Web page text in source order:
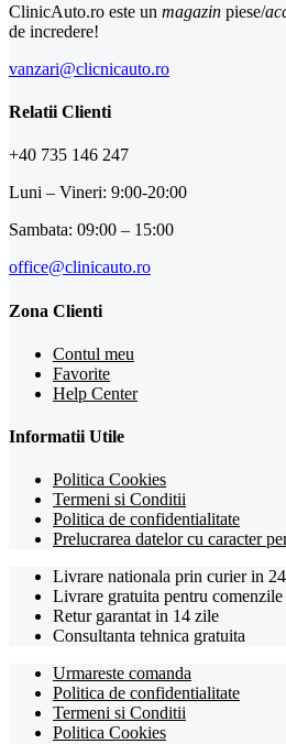
ClinicAuto.ro este un magazin piese/
de incredere!
vanzari@clicnicauto.ro
Relatii Clienti
+40 735 146 247
Luni – Vineri: 9:00-20:00
Sambata: 09:00 – 15:00
office@clinicauto.ro
Zona Clienti
Contul meu
Favorite
Help Center
Informatii Utile
Politica Cookies
Termeni si Conditii
Politica de confidentialitate
Prelucrarea datelor cu caracter
Livrare nationala prin curier in
Livrare gratuita pentru
Retur garantat in 14 zile
Consultanta tehnica gratuita
Urmareste comanda
Politica de confidentialitate
Termeni si Conditii
Politica Cookies